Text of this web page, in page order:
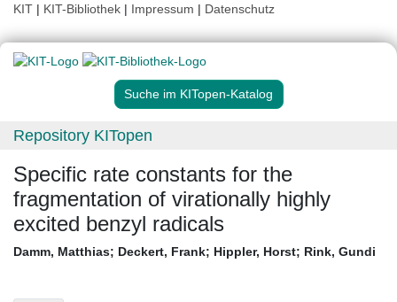
KIT | KIT-Bibliothek | Impressum | Datenschutz
Suche im KITopen-Katalog
Repository KITopen
Specific rate constants for the
fragmentation of virationally highly
excited benzyl radicals
Damm, Matthias; Deckert, Frank; Hippler, Horst; Rink, Gundi